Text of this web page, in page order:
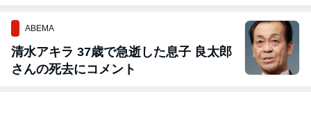
ABEMA
清水アキラ 37歳で急逝した息子 良太郎
さんの死去にコメント